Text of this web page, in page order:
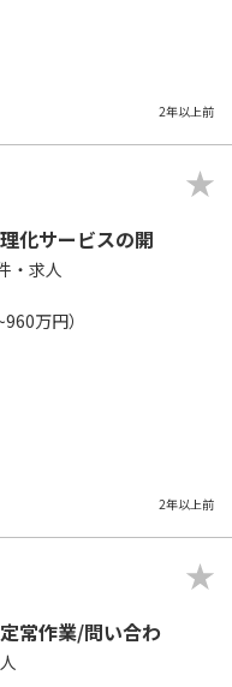
2年以上前
化サービスの開
・求人
万円）
2年以上前
常作業/問い合わ